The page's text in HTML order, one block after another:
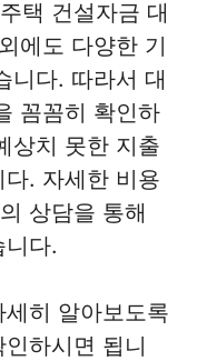
택 건설자금 대
에도 다양한 기
니다. 따라서 대
꼼꼼히 확인하
상치 못한 지출
. 자세한 비용
상담을 통해
다.
히 알아보도록
하시면 됩니